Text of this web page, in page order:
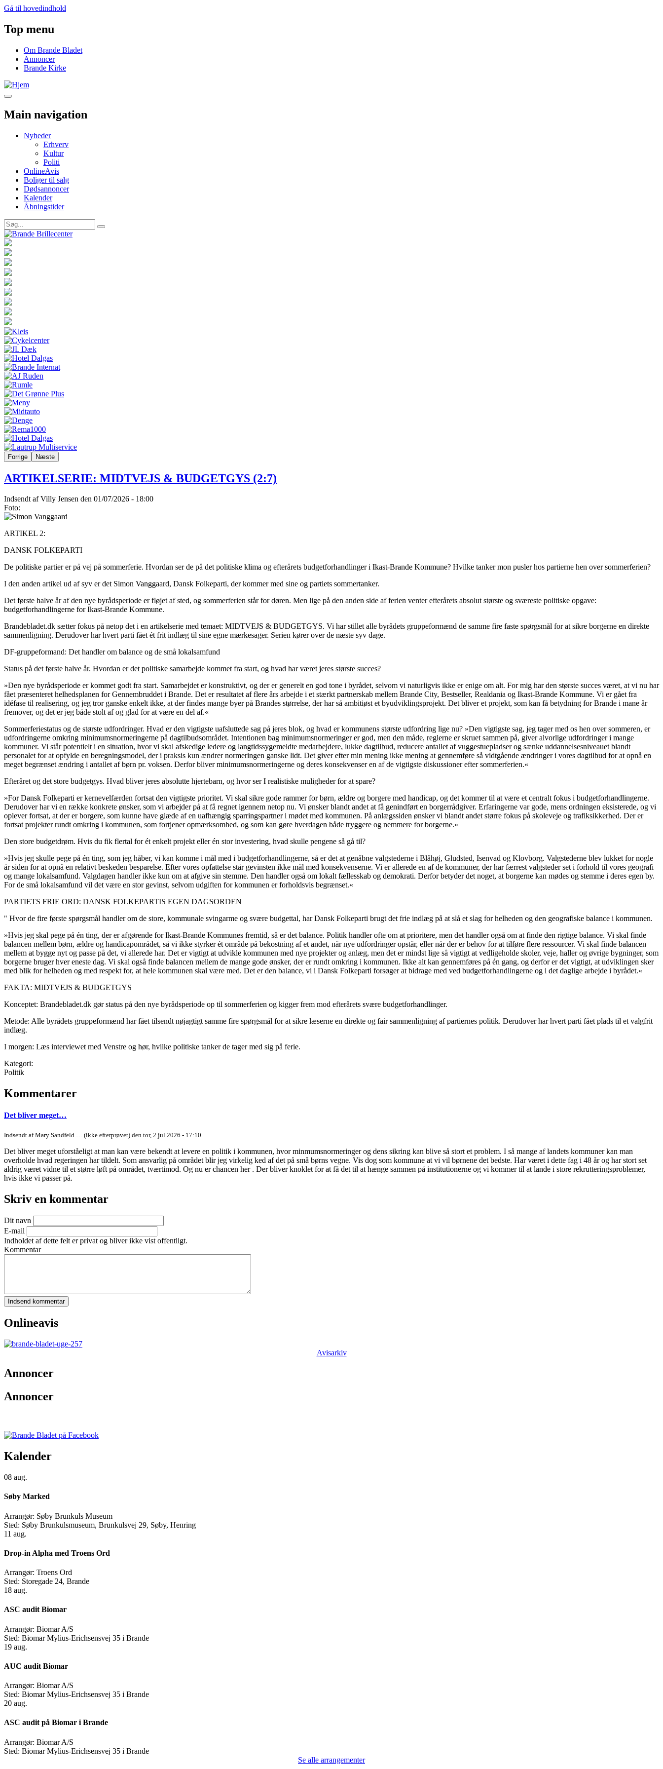
Gå til hovedindhold
Top menu
Om Brande Bladet
Annoncer
Brande Kirke
Main navigation
Nyheder
Erhverv
Kultur
Politi
OnlineAvis
Boliger til salg
Dødsannoncer
Kalender
Åbningstider
Forrige Næste
ARTIKELSERIE: MIDTVEJS & BUDGETGYS (2:7)
Indsendt afVilly Jensen den 01/07/2026 - 18:00
Foto:
ARTIKEL 2:
DANSK FOLKEPARTI
De politiske partier er på vej på sommerferie. Hvordan ser de på det politiske klima og efterårets budgetforhandlinger i Ikast-Brande Kommune? Hvilke tanker mon pusler hos partierne hen over sommerferien?
I den anden artikel ud af syv er det Simon Vanggaard, Dansk Folkeparti, der kommer med sine og partiets sommertanker.
Det første halve år af den nye byrådsperiode er fløjet af sted, og sommerferien står for døren. Men lige på den anden side af ferien venter efterårets absolut største og sværeste politiske opgave:
budgetforhandlingerne for Ikast-Brande Kommune.
Brandebladet.dk sætter fokus på netop det i en artikelserie med temaet: MIDTVEJS & BUDGETGYS. Vi har stillet alle byrådets gruppeformænd de samme fire faste spørgsmål for at sikre borgerne en direkte
sammenligning. Derudover har hvert parti fået ét frit indlæg til sine egne mærkesager. Serien kører over de næste syv dage.
DF-gruppeformand: Det handler om balance og de små lokalsamfund
Status på det første halve år. Hvordan er det politiske samarbejde kommet fra start, og hvad har været jeres største succes?
»Den nye byrådsperiode er kommet godt fra start. Samarbejdet er konstruktivt, og der er generelt en god tone i byrådet, selvom vi naturligvis ikke er enige om alt. For mig har den største succes været, at vi nu har
fået præsenteret helhedsplanen for Gennembruddet i Brande. Det er resultatet af flere års arbejde i et stærkt partnerskab mellem Brande City, Bestseller, Realdania og Ikast-Brande Kommune. Vi er gået fra
idéfase til realisering, og jeg tror ganske enkelt ikke, at der findes mange byer på Brandes størrelse, der har så ambitiøst et byudviklingsprojekt. Det bliver et projekt, som kan få betydning for Brande i mane år
fremover, og det er jeg både stolt af og glad for at være en del af.«
Sommerferiestatus og de største udfordringer. Hvad er den vigtigste uafsluttede sag på jeres blok, og hvad er kommunens største udfordring lige nu? »Den vigtigste sag, jeg tager med os hen over sommeren, er
udfordringerne omkring minimumsnormeringerne på dagtilbudsområdet. Intentionen bag minimumsnormeringer er god, men den måde, reglerne er skruet sammen på, giver alvorlige udfordringer i mange
kommuner. Vi står potentielt i en situation, hvor vi skal afskedige ledere og langtidssygemeldte medarbejdere, lukke dagtilbud, reducere antallet af vuggestuepladser og sænke uddannelsesniveauet blandt
personalet for at opfylde en beregningsmodel, der i praksis kun ændrer normeringen ganske lidt. Det giver efter min mening ikke mening at gennemføre så vidtgående ændringer i vores dagtilbud for at opnå en
meget begrænset ændring i antallet af børn pr. voksen. Derfor bliver minimumsnormeringerne og deres konsekvenser en af de vigtigste diskussioner efter sommerferien.«
Efteråret og det store budgetgys. Hvad bliver jeres absolutte hjertebarn, og hvor ser I realistiske muligheder for at spare?
»For Dansk Folkeparti er kernevelfærden fortsat den vigtigste prioritet. Vi skal sikre gode rammer for børn, ældre og borgere med handicap, og det kommer til at være et centralt fokus i budgetforhandlingerne.
Derudover har vi en række konkrete ønsker, som vi arbejder på at få regnet igennem netop nu. Vi ønsker blandt andet at få genindført en borgerrådgiver. Erfaringerne var gode, mens ordningen eksisterede, og vi
oplever fortsat, at der er borgere, som kunne have glæde af en uafhængig sparringspartner i mødet med kommunen. På anlægssiden ønsker vi blandt andet større fokus på skoleveje og trafiksikkerhed. Der er
fortsat projekter rundt omkring i kommunen, som fortjener opmærksomhed, og som kan gøre hverdagen både tryggere og nemmere for borgerne.«
Den store budgetdrøm. Hvis du fik flertal for ét enkelt projekt eller én stor investering, hvad skulle pengene så gå til?
»Hvis jeg skulle pege på én ting, som jeg håber, vi kan komme i mål med i budgetforhandlingerne, så er det at genåbne valgstederne i Blåhøj, Gludsted, Isenvad og Klovborg. Valgstederne blev lukket for nogle
år siden for at opnå en relativt beskeden besparelse. Efter vores opfattelse står gevinsten ikke mål med konsekvenserne. Vi er allerede en af de kommuner, der har færrest valgsteder set i forhold til vores geografi
og mange lokalsamfund. Valgdagen handler ikke kun om at afgive sin stemme. Den handler også om lokalt fællesskab og demokrati. Derfor betyder det noget, at borgerne kan mødes og stemme i deres egen by.
For de små lokalsamfund vil det være en stor gevinst, selvom udgiften for kommunen er forholdsvis begrænset.«
PARTIETS FRIE ORD: DANSK FOLKEPARTIS EGEN DAGSORDEN
" Hvor de fire første spørgsmål handler om de store, kommunale svingarme og svære budgettal, har Dansk Folkeparti brugt det frie indlæg på at slå et slag for helheden og den geografiske balance i kommunen.
»Hvis jeg skal pege på én ting, der er afgørende for Ikast-Brande Kommunes fremtid, så er det balance. Politik handler ofte om at prioritere, men det handler også om at finde den rigtige balance. Vi skal finde
balancen mellem børn, ældre og handicapområdet, så vi ikke styrker ét område på bekostning af et andet, når nye udfordringer opstår, eller når der er behov for at tilføre flere ressourcer. Vi skal finde balancen
mellem at bygge nyt og passe på det, vi allerede har. Det er vigtigt at udvikle kommunen med nye projekter og anlæg, men det er mindst lige så vigtigt at vedligeholde skoler, veje, haller og øvrige bygninger, som
borgerne bruger hver eneste dag. Vi skal også finde balancen mellem de mange gode ønsker, der er rundt omkring i kommunen. Ikke alt kan gennemføres på én gang, og derfor er det vigtigt, at udviklingen sker
med blik for helheden og med respekt for, at hele kommunen skal være med. Det er den balance, vi i Dansk Folkeparti forsøger at bidrage med ved budgetforhandlingerne og i det daglige arbejde i byrådet.«
FAKTA: MIDTVEJS & BUDGETGYS
Konceptet: Brandebladet.dk gør status på den nye byrådsperiode op til sommerferien og kigger frem mod efterårets svære budgetforhandlinger.
Metode: Alle byrådets gruppeformænd har fået tilsendt nøjagtigt samme fire spørgsmål for at sikre læserne en direkte og fair sammenligning af partiernes politik. Derudover har hvert parti fået plads til et valgfrit
indlæg.
I morgen: Læs interviewet med Venstre og hør, hvilke politiske tanker de tager med sig på ferie.
Kategori:
Politik
Kommentarer
Det bliver meget…
Indsendt afMary Sandfeld … (ikke efterprøvet) den tor, 2 jul 2026 - 17:10
Det bliver meget uforståeligt at man kan være bekendt at levere en politik i kommunen, hvor minmumsnormeringer og dens sikring kan blive så stort et problem. I så mange af landets kommuner kan man
overholde hvad regeringen har tildelt. Som ansvarlig på området blir jeg virkelig ked af det på små børns vegne. Vis dog som kommune at vi vil børnene det bedste. Har været i dette fag i 48 år og har stort set
aldrig været vidne til et større løft på området, tværtimod. Og nu er chancen her . Der bliver knoklet for at få det til at hænge sammen på institutionerne og vi kommer til at lande i store rekrutteringsproblemer,
hvis ikke vi passer på.
Skriv en kommentar
Dit navn
E-mail
Indholdet af dette felt er privat og bliver ikke vist offentligt.
Kommentar
Onlineavis
Avisarkiv
Annoncer
Annoncer
Kalender
08 aug.
Søby Marked
Arrangør: Søby Brunkuls Museum
Sted: Søby Brunkulsmuseum, Brunkulsvej 29, Søby, Henring
11 aug.
Drop-in Alpha med Troens Ord
Arrangør: Troens Ord
Sted: Storegade 24, Brande
18 aug.
ASC audit Biomar
Arrangør: Biomar A/S
Sted: Biomar Mylius-Erichsensvej 35 i Brande
19 aug.
AUC audit Biomar
Arrangør: Biomar A/S
Sted: Biomar Mylius-Erichsensvej 35 i Brande
20 aug.
ASC audit på Biomar i Brande
Arrangør: Biomar A/S
Sted: Biomar Mylius-Erichsensvej 35 i Brande
Se alle arrangementer